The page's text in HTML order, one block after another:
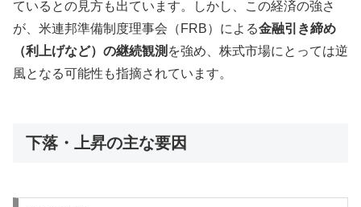
ているとの見方も出ています。しかし、この経済の強さ
が、米連邦準備制度理事会（FRB）による金融引き締め
（利上げなど）の継続観測 を強め、株式市場にとっては逆
風となる可能性も指摘されています。
下落・上昇の主な要因